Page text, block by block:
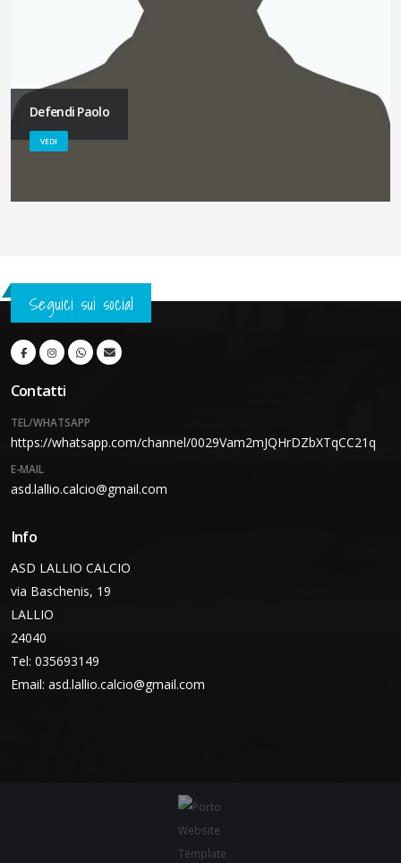
Defendi Paolo
VEDI
Seguici sui social
Contatti
TEL/WHATSAPP
https://whatsapp.com/channel/0029Vam2mJQHrDZbXTqCC21q
E-MAIL
asd.lallio.calcio@gmail.com
Info
ASD LALLIO CALCIO
via Baschenis, 19
LALLIO
24040
Tel: 035693149
Email: asd.lallio.calcio@gmail.com